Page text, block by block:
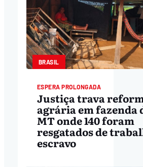
BRASIL
ESPERA PROLONGADA
Justiça trava
agrária em fazenda
MT onde 140 foram
resgatados de
escravo